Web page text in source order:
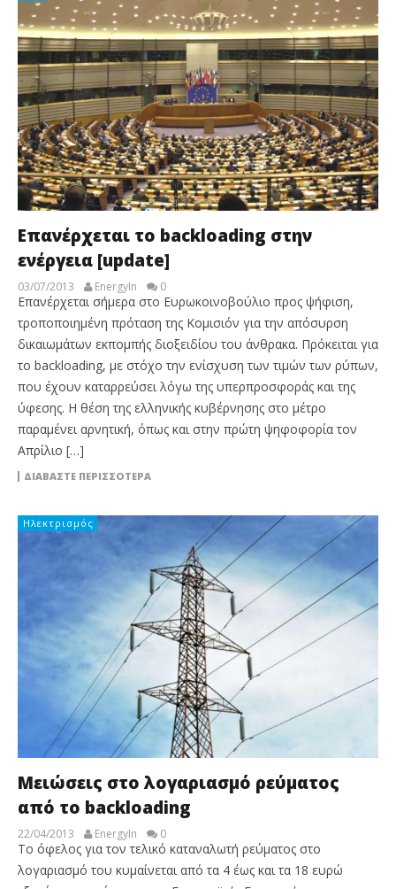
Επανέρχεται το backloading στην
ενέργεια [update]
03/07/2013 EnergyIn 0
Επανέρχεται σήμερα στο Ευρωκοινοβούλιο προς ψήφιση,
τροποποιημένη πρόταση της Κομισιόν για την απόσυρση
δικαιωμάτων εκπομπής διοξειδίου του άνθρακα. Πρόκειται για
το backloading, με στόχο την ενίσχυση των τιμών των ρύπων,
που έχουν καταρρεύσει λόγω της υπερπροσφοράς και της
ύφεσης. Η θέση της ελληνικής κυβέρνησης στο μέτρο
παραμένει αρνητική, όπως και στην πρώτη ψηφοφορία τον
Απρίλιο […]
ΔΙΑΒΆΣΤΕ ΠΕΡΙΣΣΌΤΕΡΑ
Ηλεκτρισμός
Μειώσεις στο λογαριασμό ρεύματος
από το backloading
22/04/2013 EnergyIn 0
Το όφελος για τον τελικό καταναλωτή ρεύματος στο
λογαριασμό του κυμαίνεται από τα 4 έως και τα 18 ευρώ